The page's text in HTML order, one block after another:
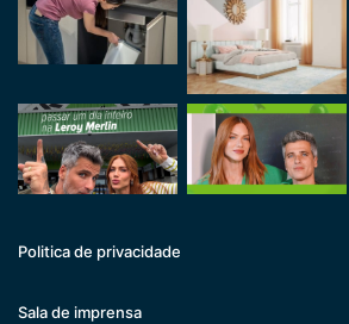
Politica de privacidade
Sala de imprensa